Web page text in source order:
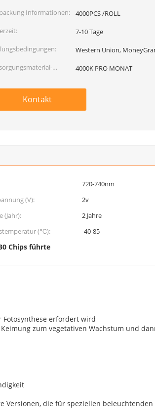
Informationen:
4000PCS /ROLL
7-10 Tage
Western Union,
4000K PRO MONAT
Kontakt
720-740nm
(V):
2v
(Jahr):
2 Jahre
(℃):
-40-85
Chips führte
Fotosynthese erfordert wird
zum vegetativen Wachstum und
Versionen, die für speziellen